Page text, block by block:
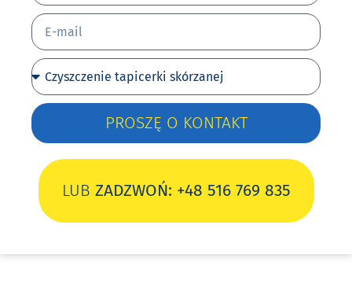
PROSZĘ O KONTAKT
LUB ZADZWOŃ: +48 516 769 835